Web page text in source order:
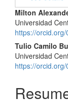
del
artículo
Milton
Universidad
https://
Tulio Camilo
Universidad
https://